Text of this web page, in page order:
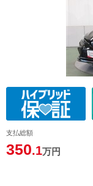
支払総額
350.1万円